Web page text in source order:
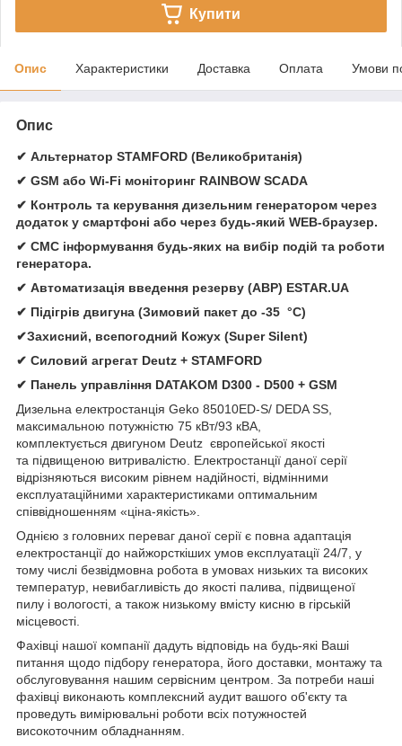
Купити
Опис Характеристики Доставка Оплата Умови
Опис
✔ Альтернатор STAMFORD (Великобританія)
✔ GSM або Wi-Fi моніторинг RAINBOW SCADA
✔ Контроль та керування дизельним генератором через
додаток у смартфоні або через будь-який WEB-браузер.
✔ СМС інформування будь-яких на вибір подій та роботи
генератора.
✔ Автоматизація введення резерву (АВР) ESTAR.UA
✔ Підігрів двигуна (Зимовий пакет до -35 °C)
✔Захисний, всепогодний Кожух (Super Silent)
✔ Силовий агрегат Deutz + STAMFORD
✔ Панель управління DATAKOM D300 - D500 + GSM
Дизельна електростанція Geko 85010ED-S/ DEDA SS,
максимальною потужністю 75 кВт/93 кВА,
комплектується двигуном Deutz європейської якості
та підвищеною витривалістю. Електростанції даної серії
відрізняються високим рівнем надійності, відмінними
експлуатаційними характеристиками оптимальним
співвідношенням «ціна-якість».
Однією з головних переваг даної серії є повна адаптація
електростанції до найжорсткіших умов експлуатації 24/7, у
тому числі безвідмовна робота в умовах низьких та високих
температур, невибагливість до якості палива, підвищеної
пилу і вологості, а також низькому вмісту кисню в гірській
місцевості.
Фахівці нашої компанії дадуть відповідь на будь-які Ваші
питання щодо підбору генератора, його доставки, монтажу та
обслуговування нашим сервісним центром. За потреби наші
фахівці виконають комплексний аудит вашого об'єкту та
проведуть вимірювальні роботи всіх потужностей
високоточним обладнанням.